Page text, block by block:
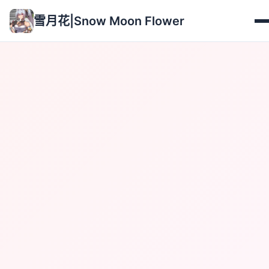
雪月花|Snow Moon Flower